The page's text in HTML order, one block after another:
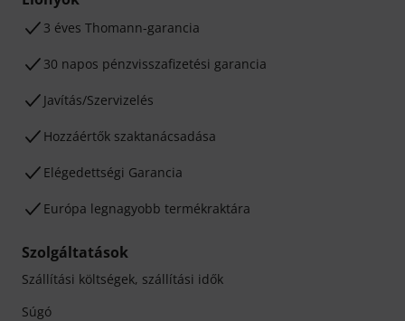
3 éves Thomann-garancia
30 napos pénzvisszafizetési garancia
Javítás/Szervizelés
Hozzáértők szaktanácsadása
Elégedettségi Garancia
Európa legnagyobb termékraktára
Szolgáltatások
Szállítási költségek, szállítási idők
Súgó